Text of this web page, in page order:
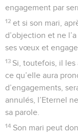
engagement par
12 et si son mari,
d’objection et ne
ses vœux et
13 Si, toutefois, il
ce qu’elle aura
d’engagements,
annulés, l’Eternel
sa parole.
14 Son mari peut